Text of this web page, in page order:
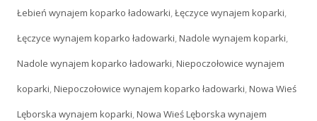
Łebień wynajem koparko ładowarki,Łęczyce wynajem koparki,
Łęczyce wynajem koparko ładowarki,Nadole wynajem koparki,
Nadole wynajem koparko ładowarki,Niepoczołowice wynajem
koparki,Niepoczołowice wynajem koparko ładowarki,Nowa Wieś
Lęborska wynajem koparki,Nowa Wieś Lęborska wynajem